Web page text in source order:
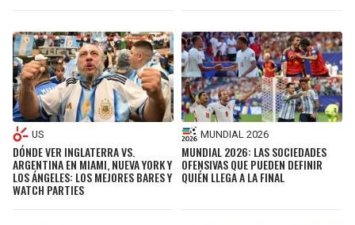
US
DÓNDE VER INGLATERRA VS.
ARGENTINA EN MIAMI, NUEVA YORK Y
LOS ÁNGELES: LOS MEJORES BARES Y
WATCH PARTIES
MUNDIAL 2026
MUNDIAL 2026: LAS SOCIEDADES
OFENSIVAS QUE PUEDEN DEFINIR
QUIÉN LLEGA A LA FINAL